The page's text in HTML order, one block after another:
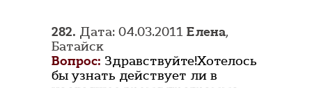
282. Дата: 04.03.2011 Елена,
Батайск
Вопрос: Здравствуйте!Хотелось
бы узнать действует ли в